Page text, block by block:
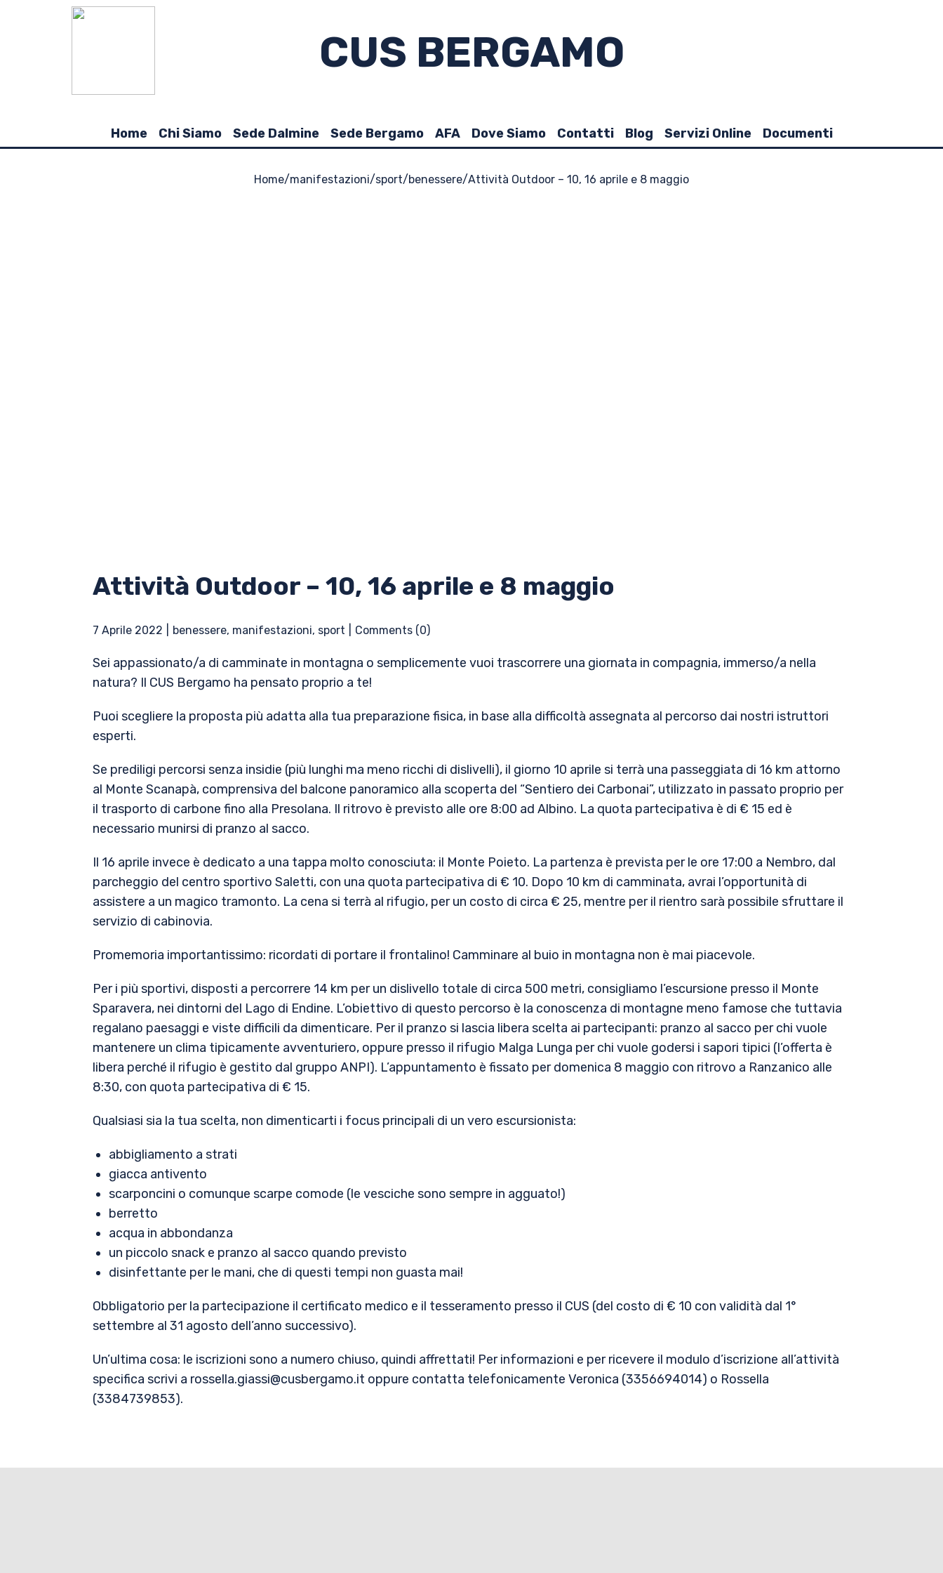
CUS BERGAMO
Home Chi Siamo Sede Dalmine Sede Bergamo AFA Dove Siamo Contatti Blog Servizi Online Documenti
Home/manifestazioni/sport/benessere/Attività Outdoor – 10, 16 aprile e 8 maggio
Attività Outdoor – 10, 16 aprile e 8 maggio
7 Aprile 2022 benessere, manifestazioni, sport Comments (0)
Sei appassionato/a di camminate in montagna o semplicemente vuoi trascorrere una giornata in compagnia, immerso/a nella
natura? Il CUS Bergamo ha pensato proprio a te!
Puoi scegliere la proposta più adatta alla tua preparazione fisica, in base alla difficoltà assegnata al percorso dai nostri istruttori
esperti.
Se prediligi percorsi senza insidie (più lunghi ma meno ricchi di dislivelli), il giorno 10 aprile si terrà una passeggiata di 16 km attorno
al Monte Scanapà, comprensiva del balcone panoramico alla scoperta del “Sentiero dei Carbonai”, utilizzato in passato proprio per
il trasporto di carbone fino alla Presolana. Il ritrovo è previsto alle ore 8:00 ad Albino. La quota partecipativa è di € 15 ed è
necessario munirsi di pranzo al sacco.
Il 16 aprile invece è dedicato a una tappa molto conosciuta: il Monte Poieto. La partenza è prevista per le ore 17:00 a Nembro, dal
parcheggio del centro sportivo Saletti, con una quota partecipativa di € 10. Dopo 10 km di camminata, avrai l’opportunità di
assistere a un magico tramonto. La cena si terrà al rifugio, per un costo di circa € 25, mentre per il rientro sarà possibile sfruttare il
servizio di cabinovia.
Promemoria importantissimo: ricordati di portare il frontalino! Camminare al buio in montagna non è mai piacevole.
Per i più sportivi, disposti a percorrere 14 km per un dislivello totale di circa 500 metri, consigliamo l’escursione presso il Monte
Sparavera, nei dintorni del Lago di Endine. L’obiettivo di questo percorso è la conoscenza di montagne meno famose che tuttavia
regalano paesaggi e viste difficili da dimenticare. Per il pranzo si lascia libera scelta ai partecipanti: pranzo al sacco per chi vuole
mantenere un clima tipicamente avventuriero, oppure presso il rifugio Malga Lunga per chi vuole godersi i sapori tipici (l’offerta è
libera perché il rifugio è gestito dal gruppo ANPI). L’appuntamento è fissato per domenica 8 maggio con ritrovo a Ranzanico alle
8:30, con quota partecipativa di € 15.
Qualsiasi sia la tua scelta, non dimenticarti i focus principali di un vero escursionista:
abbigliamento a strati
giacca antivento
scarponcini o comunque scarpe comode (le vesciche sono sempre in agguato!)
berretto
acqua in abbondanza
un piccolo snack e pranzo al sacco quando previsto
disinfettante per le mani, che di questi tempi non guasta mai!
Obbligatorio per la partecipazione il certificato medico e il tesseramento presso il CUS (del costo di € 10 con validità dal 1°
settembre al 31 agosto dell’anno successivo).
Un’ultima cosa: le iscrizioni sono a numero chiuso, quindi affrettati! Per informazioni e per ricevere il modulo d’iscrizione all’attività
specifica scrivi a rossella.giassi@cusbergamo.it oppure contatta telefonicamente Veronica (3356694014) o Rossella
(3384739853).